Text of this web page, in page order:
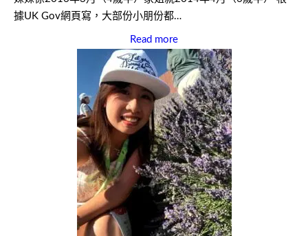
據UK Gov網頁寫，大部份小朋份都…
Read more